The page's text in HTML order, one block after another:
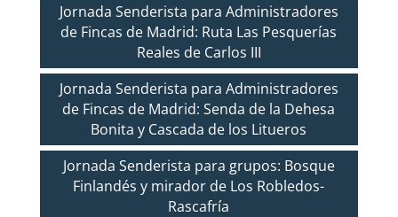
Jornada Senderista para Administradores
de Fincas de Madrid: Ruta Las Pesquerías
Reales de Carlos III
Jornada Senderista para Administradores
de Fincas de Madrid: Senda de la Dehesa
Bonita y Cascada de los Litueros
Jornada Senderista para grupos: Bosque
Finlandés y mirador de Los Robledos-
Rascafría